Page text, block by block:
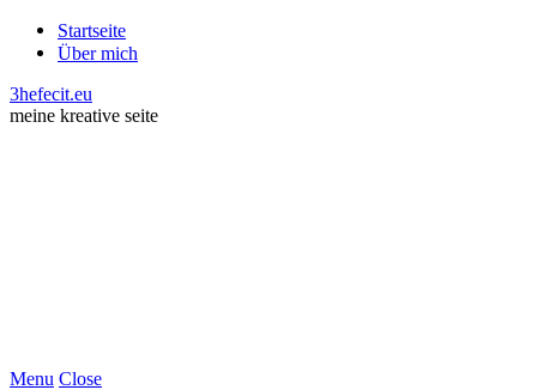
Startseite
Über mich
3hefecit.eu
meine kreative seite
Menu Close